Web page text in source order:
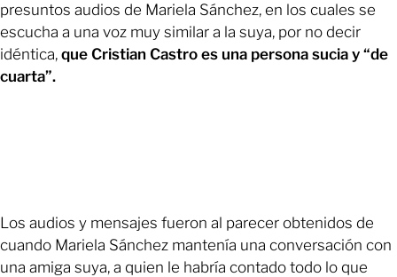
presuntos audios de Mariela Sánchez, en los cuales se
escucha a una voz muy similar a la suya, por no decir
idéntica, que Cristian Castro es una persona sucia y “de
cuarta”.
Los audios y mensajes fueron al parecer obtenidos de
cuando Mariela Sánchez mantenía una conversación con
una amiga suya, a quien le habría contado todo lo que